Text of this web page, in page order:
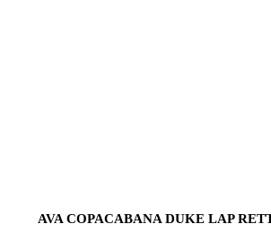
AVA COPACABANA DUKE LAP